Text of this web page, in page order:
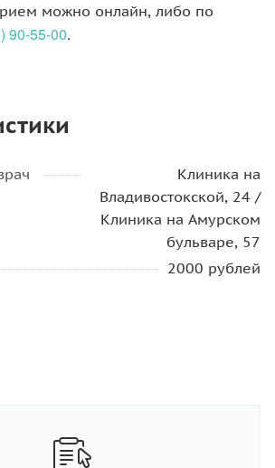
можно онлайн, либо по
90-55-00.
Клиника на
Владивостокской, 24 /
Клиника на Амурском
бульваре, 57
2000 рублей